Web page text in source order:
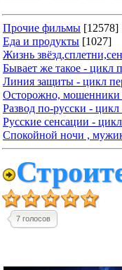
Прочие фильмы [12578]
Еда и продукты [1027]
Жизнь
Бывает же такое - цикл
Линия защиты - цикл
Осторожно, мошенники
Развод по-русски - цикл
Русские сенсации -
Спокойной ночи ,
7 голосов